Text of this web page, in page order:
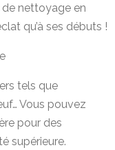
nettoyage en
qu’à ses débuts !
tels que
Vous pouvez
pour des
supérieure.